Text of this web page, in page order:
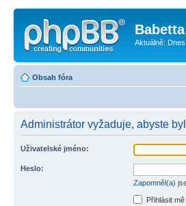
Aktuálně:
Obsah fóra
Administrátor vyžaduje, abyste
Uživatelské jméno:
Heslo:
Zapomněl(a)
Přihlásit